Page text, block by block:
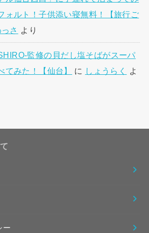
ォルト！子供添い寝無料！【旅行ご
さ より
監修の貝だし塩そばがスーパ
てみた！【仙台】
に しょうらく
よ
ー